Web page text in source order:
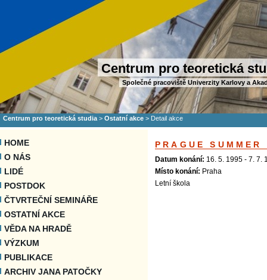
Centrum pro teoretická
Společné pracoviště Univerzity Karlovy a
Centrum pro teoretická studia > Ostatní akce > Detail akce
HOME
O NÁS
LIDÉ
POSTDOK
ČTVRTEČNÍ SEMINÁŘE
OSTATNÍ AKCE
VĚDA NA HRADĚ
VÝZKUM
PUBLIKACE
ARCHIV JANA PATOČKY
PRAGUE
Datum konání: 16. 5. 1995 - 7. 7.
Místo konání: Praha
Letní škola